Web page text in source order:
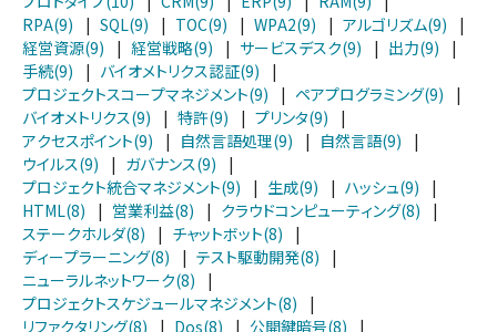
RPA(9)
| SQL(9) | TOC(9) | WPA2(9) | アルゴリズム(9)
|
経営資源(9)
| 経営戦略(9) | サービスデスク(9) | 出力(9)
|
手続(9)
| バイオメトリクス認証(9)
|
プロジェクトスコープマネジメント(9)
| ペアプログラミング(9)
|
バイオメトリクス(9)
| 特許(9) | プリンタ(9)
|
アクセスポイント(9)
| 自然言語処理(9) | 自然言語(9)
|
ウイルス(9)
| ガバナンス(9)
|
プロジェクト統合マネジメント(9)
| 生成(9) | ハッシュ(9)
|
HTML(8)
| 営業利益(8) | クラウドコンピューティング(8)
|
ステークホルダ(8)
| チャットボット(8)
|
ディープラーニング(8)
| テスト駆動開発(8)
|
ニューラルネットワーク(8)
|
プロジェクトスケジュールマネジメント(8)
|
リファクタリング(8)
| Dos(8) | 公開鍵暗号(8)
|